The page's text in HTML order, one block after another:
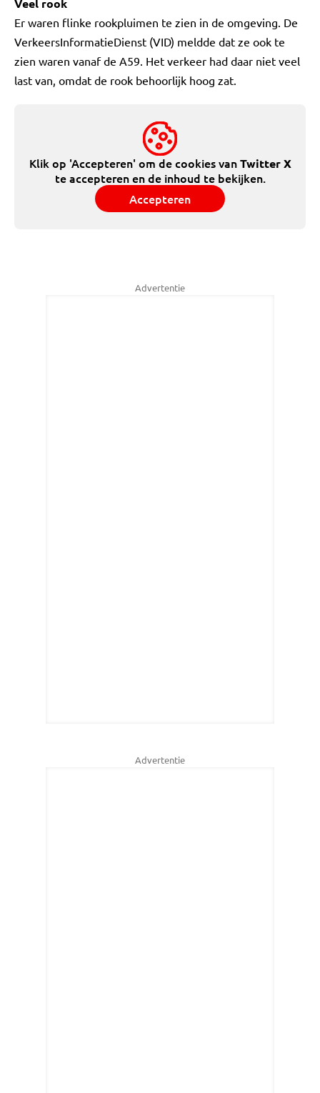
Veel rook
Er waren flinke rookpluimen te zien in de omgeving. De
VerkeersInformatieDienst (VID) meldde dat ze ook te
zien waren vanaf de A59. Het verkeer had daar niet veel
last van, omdat de rook behoorlijk hoog zat.
Klik op 'Accepteren' om de cookies vanTwitter X
te accepteren en de inhoud te bekijken.
Accepteren
Advertentie
Advertentie